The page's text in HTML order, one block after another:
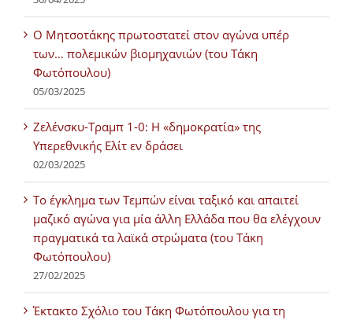
Ο Μητσοτάκης πρωτοστατεί στον αγώνα υπέρ
των… πολεμικών βιομηχανιών (του Τάκη
Φωτόπουλου)
05/03/2025
Ζελένσκυ-Τραμπ 1-0: Η «δημοκρατία» της
Υπερεθνικής Ελίτ εν δράσει
02/03/2025
Tο έγκλημα των Τεμπών είναι ταξικό και απαιτεί
μαζικό αγώνα για μία άλλη Ελλάδα που θα ελέγχουν
πραγματικά τα λαϊκά στρώματα (του Τάκη
Φωτόπουλου)
27/02/2025
Έκτακτο Σχόλιο του Τάκη Φωτόπουλου για τη